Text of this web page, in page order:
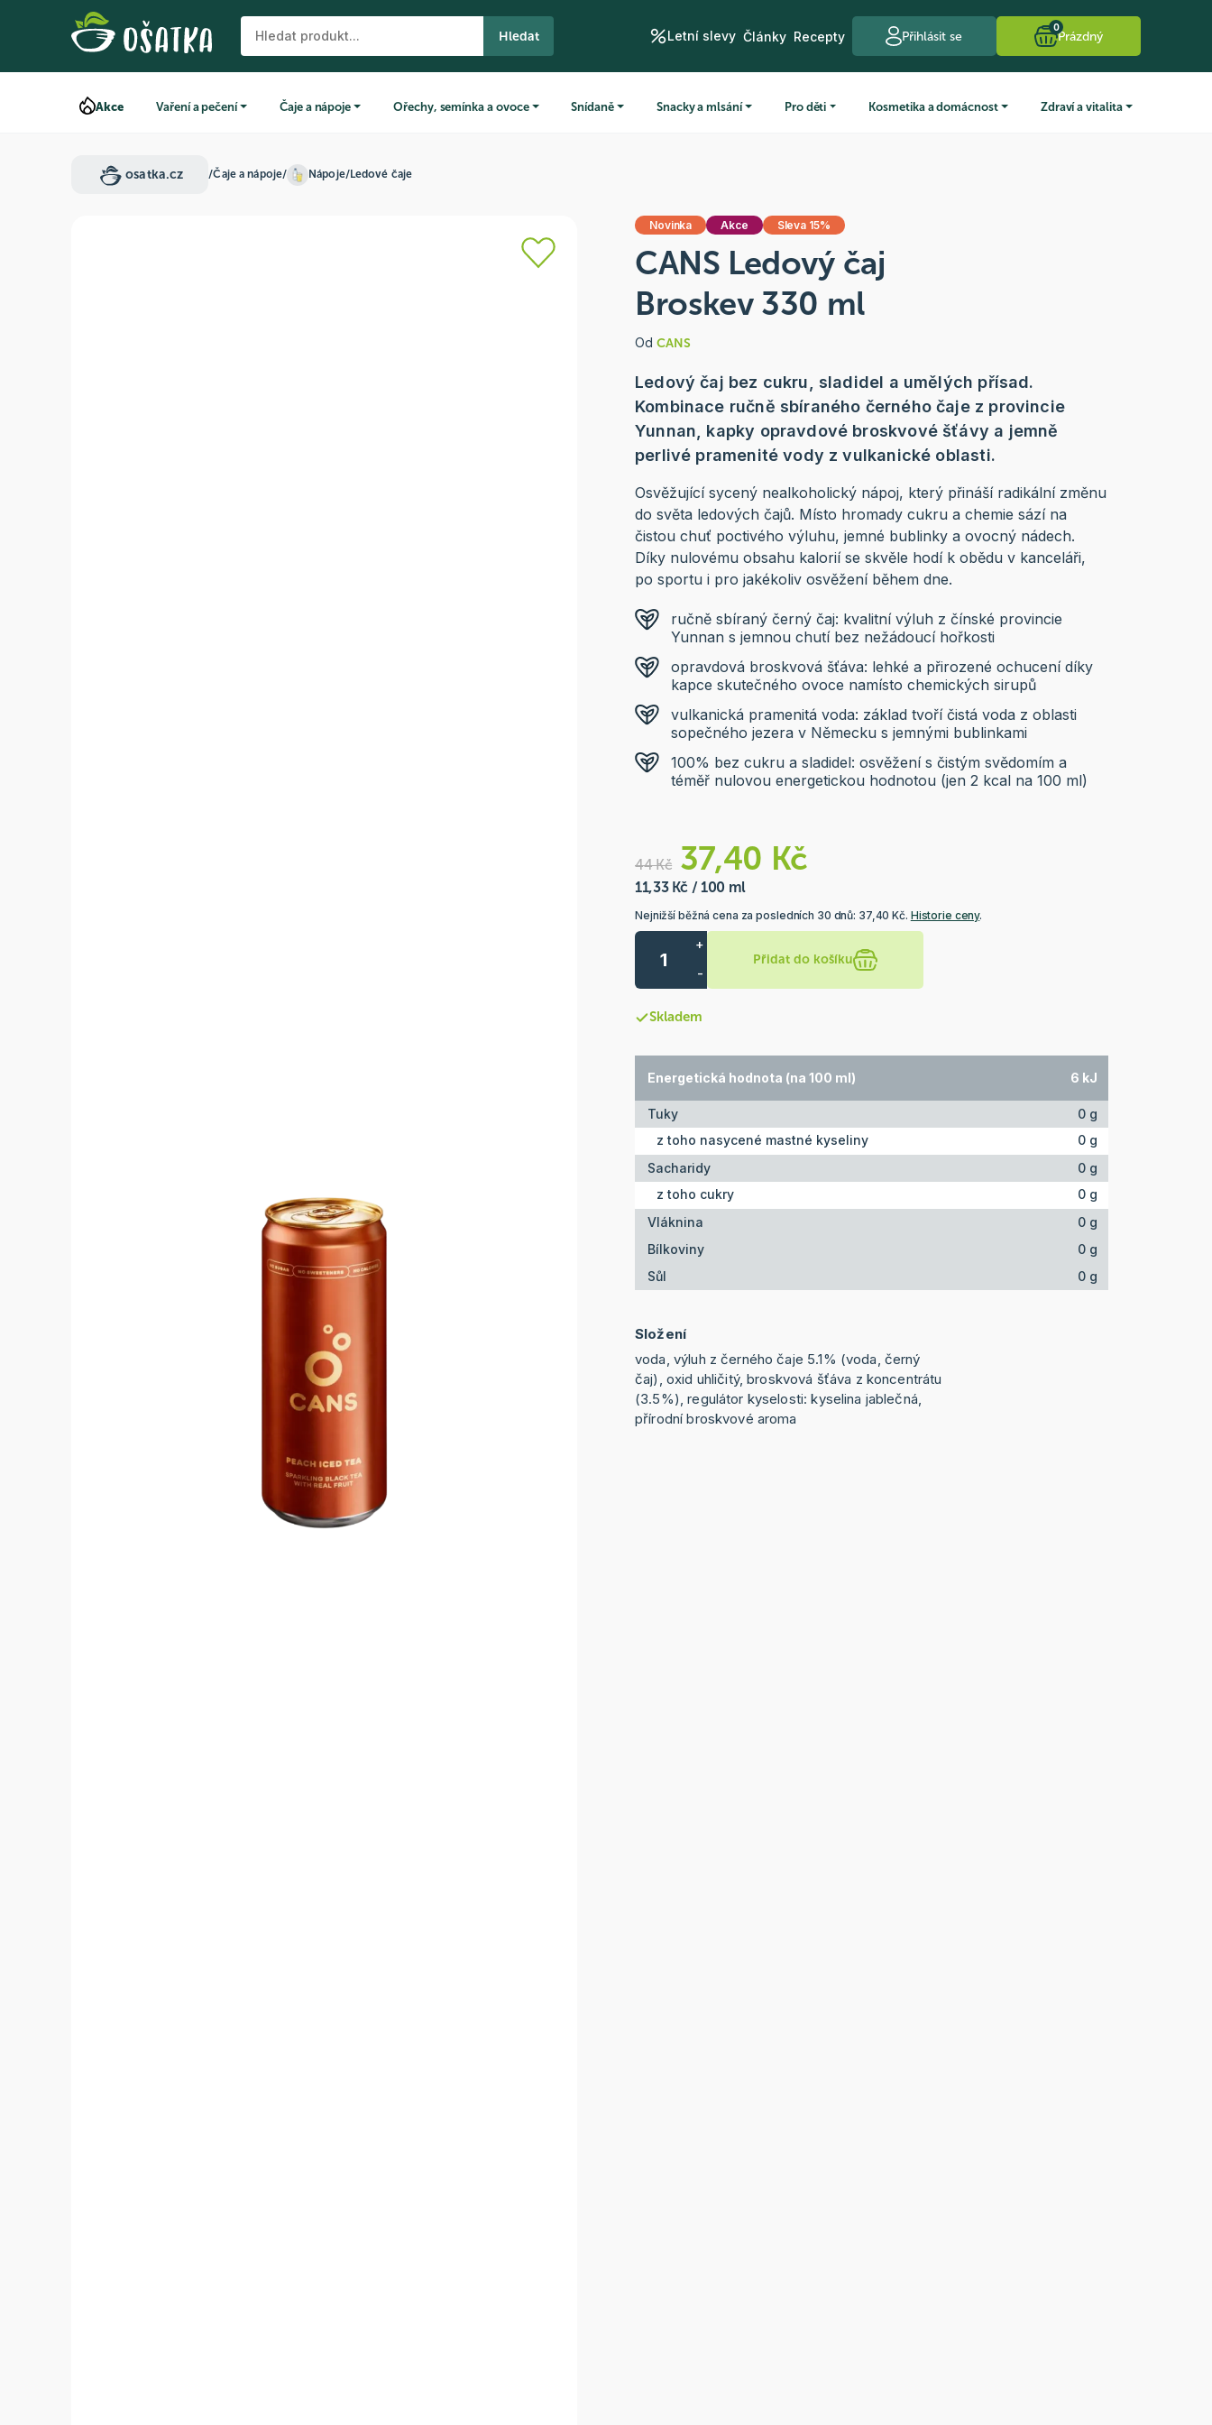
Hledat Letní slevy Články Recepty Přihlásit se
0
Prázdný
Akce Vaření a pečení Čaje a nápoje Ořechy, semínka a ovoce Snídaně Snacky a mlsání Pro děti Kosmetika a domácnost Zdraví a vitalita
osatka.cz /Čaje a nápoje/ Nápoje/Ledové čaje
Novinka Akce Sleva 15%
CANS Ledový čaj
Broskev 330 ml
Od CANS
Ledový čaj bez cukru, sladidel a umělých přísad.
Kombinace ručně sbíraného černého čaje z provincie
Yunnan, kapky opravdové broskvové šťávy a jemně
perlivé pramenité vody z vulkanické oblasti.
Osvěžující sycený nealkoholický nápoj, který přináší radikální změnu
do světa ledových čajů. Místo hromady cukru a chemie sází na
čistou chuť poctivého výluhu, jemné bublinky a ovocný nádech.
Díky nulovému obsahu kalorií se skvěle hodí k obědu v kanceláři,
po sportu i pro jakékoliv osvěžení během dne.
ručně sbíraný černý čaj: kvalitní výluh z čínské provincie
Yunnan s jemnou chutí bez nežádoucí hořkosti
opravdová broskvová šťáva: lehké a přirozené ochucení díky
kapce skutečného ovoce namísto chemických sirupů
vulkanická pramenitá voda: základ tvoří čistá voda z oblasti
sopečného jezera v Německu s jemnými bublinkami
100% bez cukru a sladidel: osvěžení s čistým svědomím a
téměř nulovou energetickou hodnotou (jen 2 kcal na 100 ml)
44 Kč 37,40 Kč
11,33 Kč / 100 ml
Nejnižší běžná cena za posledních 30 dnů: 37,40 Kč. Historie ceny.
+
-
Přidat do košíku
Skladem
Energetická hodnota (na 100 ml) 6 kJ
Tuky
0 g
z toho nasycené mastné kyseliny
0 g
Sacharidy
0 g
z toho cukry
0 g
Vláknina
0 g
Bílkoviny
0 g
Sůl
0 g
Složení
voda, výluh z černého čaje 5.1% (voda, černý
čaj), oxid uhličitý, broskvová šťáva z koncentrátu
(3.5%), regulátor kyselosti: kyselina jablečná,
přírodní broskvové aroma